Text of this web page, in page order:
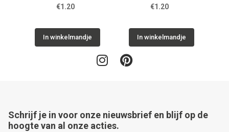
€1.20
In winkelmandje
€1.20
In winkelmandje
Schrijf je in voor onze nieuwsbrief en blijf op de
hoogte van al onze acties.